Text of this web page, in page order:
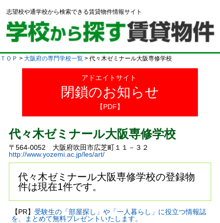
志望校や通学校から検索できる賃貸物件情報サイト
ＴＯＰ > 大阪府の専門学校一覧 > 代々木ゼミナール大阪専修学校
アドエイトサイト
閉鎖のお知らせ
【PDF】
代々木ゼミナール大阪専修学校
〒564-0052 大阪府吹田市広芝町１１－３２
http://www.yozemi.ac.jp/les/art/
代々木ゼミナール大阪専修学校の登録物
件は現在1件です。
【PR】 受験生の「部屋探し」や「一人暮らし」に役立つ情報誌
を、まとめて無料プレゼントいたします。